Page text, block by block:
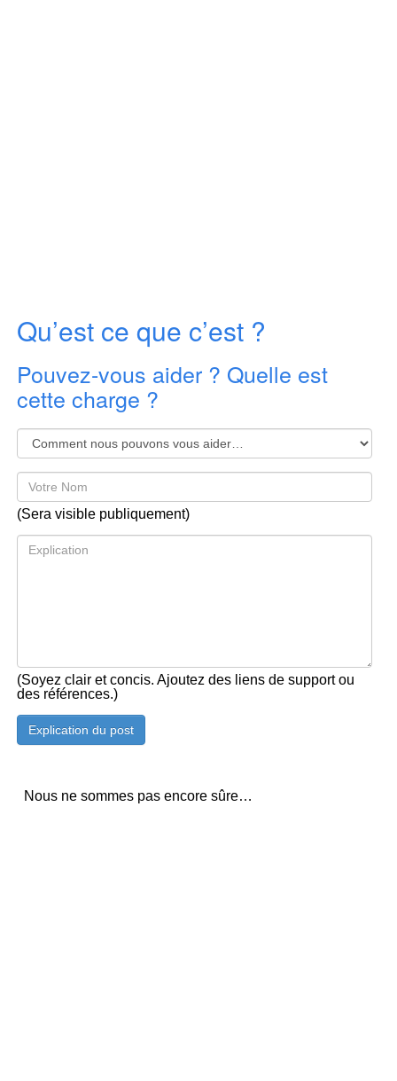
Qu’est ce que c’est ?
Pouvez-vous aider ? Quelle est
cette charge ?
(Sera visible publiquement)
(Soyez clair et concis. Ajoutez des liens de support ou
des références.)
Nous ne sommes pas encore sûre…